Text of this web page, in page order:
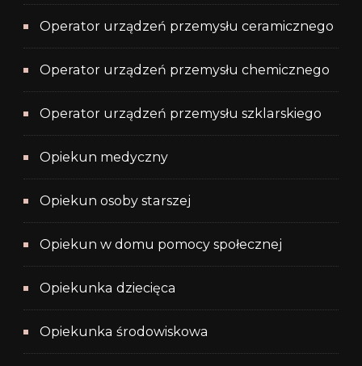
Operator urządzeń przemysłu ceramicznego
Operator urządzeń przemysłu chemicznego
Operator urządzeń przemysłu szklarskiego
Opiekun medyczny
Opiekun osoby starszej
Opiekun w domu pomocy społecznej
Opiekunka dziecięca
Opiekunka środowiskowa